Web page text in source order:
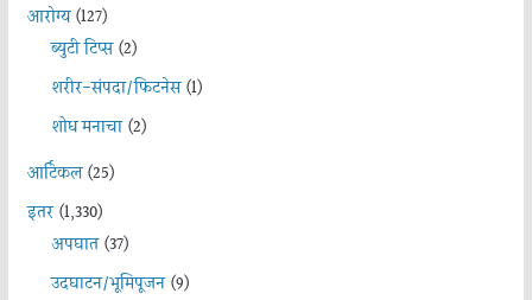
आरोग्य(127)
ब्युटी टिप्स(2)
शरीर-संपदा/फिटनेस(1)
शोध मनाचा(2)
आर्टिकल(25)
इतर(1,330)
अपघात(37)
उदघाटन/भूमिपूजन(9)